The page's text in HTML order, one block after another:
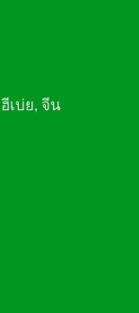
ฮีเบ่ย, จีน